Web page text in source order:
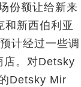
份额让给新来
新西伯利亚
计经过一些调
店。对Detsky
Detsky Mir